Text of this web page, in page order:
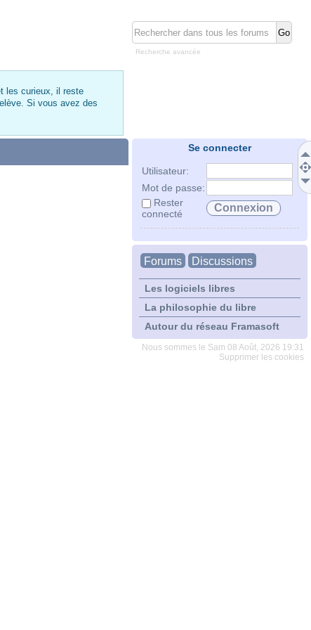
Recherche avancée
les curieux, il reste
Si vous avez des
Se connecter
Utilisateur:
Mot de passe:
Rester
connecté
Forums Discussions
Les logiciels libres
La philosophie du libre
Autour du réseau Framasoft
Nous sommes le Sam 08 Août, 2026 19:31
Supprimer les cookies